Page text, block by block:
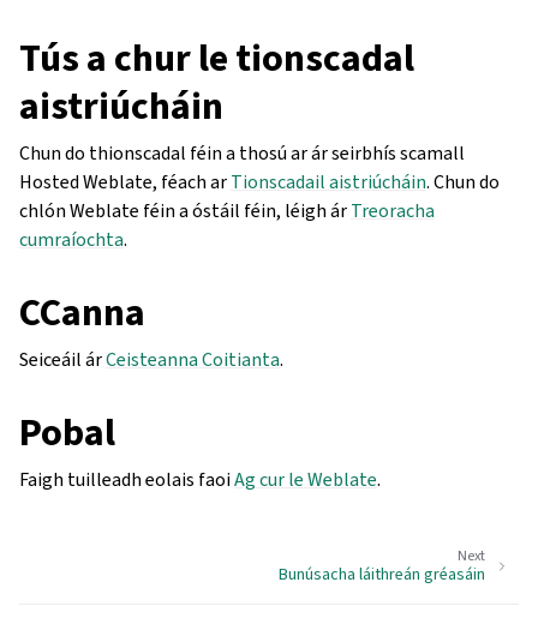
Tús a chur le tionscadal
aistriúcháin
Chun do thionscadal féin a thosú ar ár seirbhís scamall
Hosted Weblate, féach arTionscadail aistriúcháin. Chun do
chlón Weblate féin a óstáil féin, léigh árTreoracha
cumraíochta.
CCanna
Seiceáil árCeisteanna Coitianta.
Pobal
Faigh tuilleadh eolais faoiAg cur le Weblate.
Next
Bunúsacha láithreán gréasáin